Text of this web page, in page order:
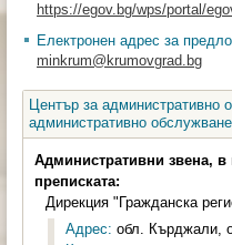
https://egov.bg/wps/portal/
Електронен адрес за
minkrum@krumovgrad.bg
Център за административно
административно обслужване
Административни звена,
преписката:
Дирекция "Гражданска
Адрес: обл. Кърджали,